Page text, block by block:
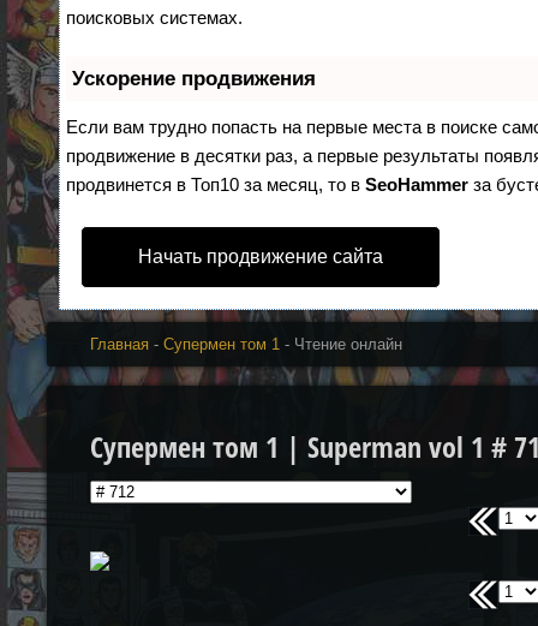
поисковых системах.
Ускорение продвижения
Если вам трудно попасть на первые места в поиске
продвижение в десятки раз, а первые результаты
продвинется в Топ10 за месяц, то вSeoHammer за
Начать продвижение сайта
Главная -Супермен том 1 - Чтение онлайн
Супермен том 1 | Superman vol 1 #